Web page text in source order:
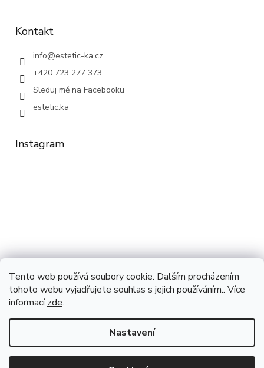
Tento web používá soubory cookie. Dalším procházením
tohoto webu vyjadřujete souhlas s jejich používáním.. Více
informacízde.
Nastavení
Kontakt
info@estetic-ka.cz
+420 723 277 373
Sleduj mě na Facebooku
estetic.ka
Instagram
Sledovat na Instagramu
Vytvořil Shoptet